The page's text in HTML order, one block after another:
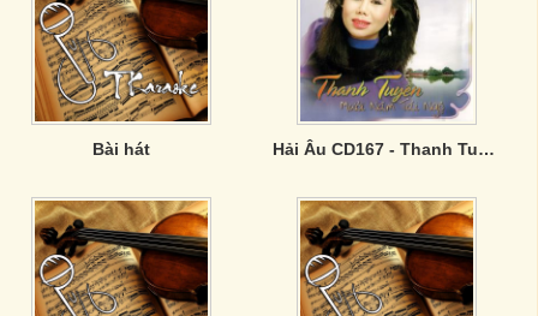
Bài hát Hải Âu CD167 - Thanh Tuyền - Mười Năm Tái Ngộ